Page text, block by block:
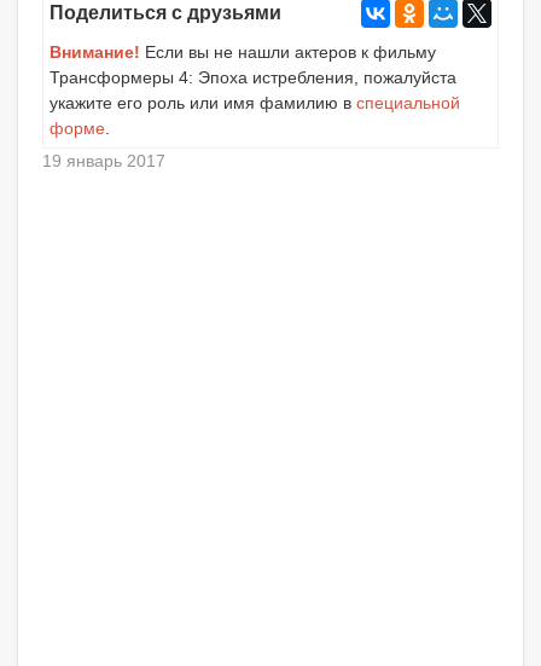
Поделиться с друзьями
Внимание! Если вы не нашли актеров к фильму
Трансформеры 4: Эпоха истребления, пожалуйста
укажите его роль или имя фамилию в специальной
форме
19 январь 2017